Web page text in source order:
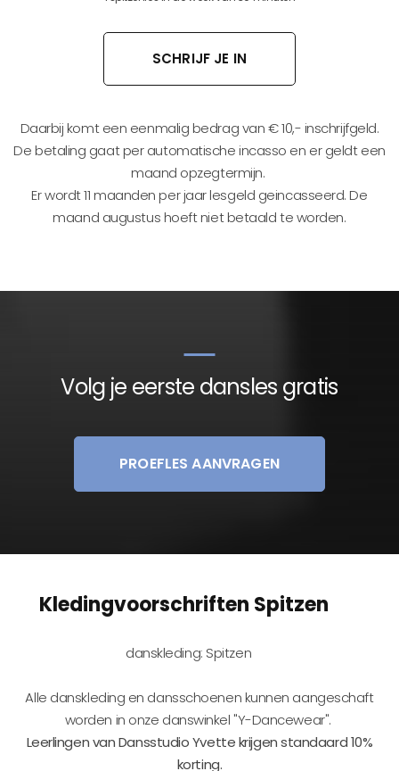
SCHRIJF JE IN
Daarbij komt een eenmalig bedrag van € 10,- inschrijfgeld.
De betaling gaat per automatische incasso en er geldt een
maand opzegtermijn.
Er wordt 11 maanden per jaar lesgeld geincasseerd. De
maand augustus hoeft niet betaald te worden.
Volg je eerste dansles gratis
PROEFLES AANVRAGEN
Kledingvoorschriften Spitzen
danskleding: Spitzen
Alle danskleding en dansschoenen kunnen aangeschaft
worden in onze danswinkel "Y-Dancewear".
Leerlingen van Dansstudio Yvette krijgen standaard 10%
korting.